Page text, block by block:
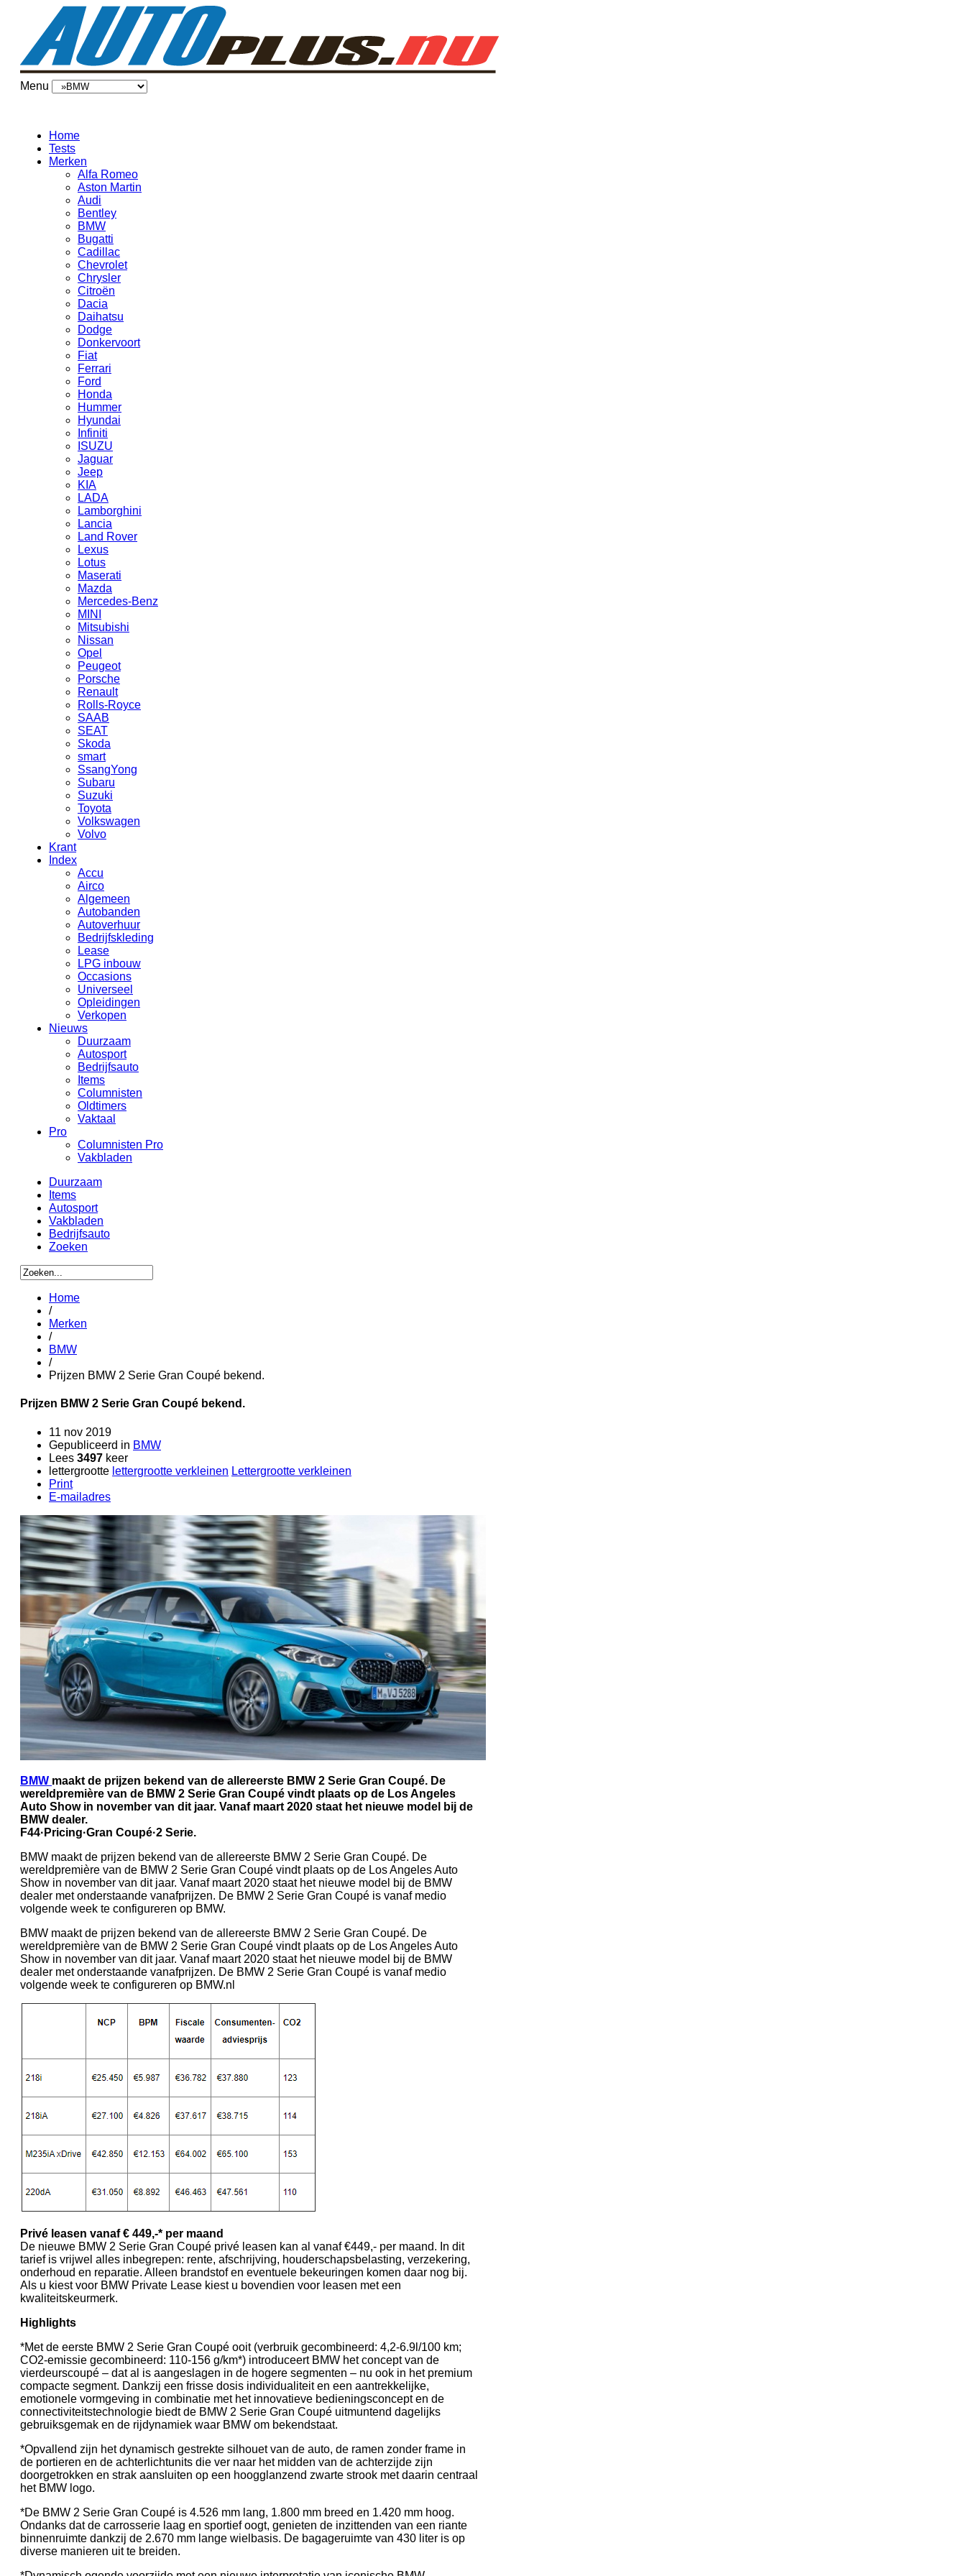
Menu
Home
Tests
Merken
Alfa Romeo
Aston Martin
Audi
Bentley
BMW
Bugatti
Cadillac
Chevrolet
Chrysler
Citroën
Dacia
Daihatsu
Dodge
Donkervoort
Fiat
Ferrari
Ford
Honda
Hummer
Hyundai
Infiniti
ISUZU
Jaguar
Jeep
KIA
LADA
Lamborghini
Lancia
Land Rover
Lexus
Lotus
Maserati
Mazda
Mercedes-Benz
MINI
Mitsubishi
Nissan
Opel
Peugeot
Porsche
Renault
Rolls-Royce
SAAB
SEAT
Skoda
smart
SsangYong
Subaru
Suzuki
Toyota
Volkswagen
Volvo
Krant
Index
Accu
Airco
Algemeen
Autobanden
Autoverhuur
Bedrijfskleding
Lease
LPG inbouw
Occasions
Universeel
Opleidingen
Verkopen
Nieuws
Duurzaam
Autosport
Bedrijfsauto
Items
Columnisten
Oldtimers
Vaktaal
Pro
Columnisten Pro
Vakbladen
Duurzaam
Items
Autosport
Vakbladen
Bedrijfsauto
Zoeken
Home
/
Merken
/
BMW
/
Prijzen BMW 2 Serie Gran Coupé bekend.
Prijzen BMW 2 Serie Gran Coupé bekend.
11 nov 2019
Gepubliceerd in BMW
Lees 3497 keer
lettergrootte lettergrootte verkleinen Lettergrootte verkleinen
Print
E-mailadres
BMW maakt de prijzen bekend van de allereerste BMW 2 Serie Gran Coupé. De
wereldpremière van de BMW 2 Serie Gran Coupé vindt plaats op de Los Angeles
Auto Show in november van dit jaar. Vanaf maart 2020 staat het nieuwe model bij de
BMW dealer.
F44·Pricing·Gran Coupé·2 Serie.
BMW maakt de prijzen bekend van de allereerste BMW 2 Serie Gran Coupé. De
wereldpremière van de BMW 2 Serie Gran Coupé vindt plaats op de Los Angeles Auto
Show in november van dit jaar. Vanaf maart 2020 staat het nieuwe model bij de BMW
dealer met onderstaande vanafprijzen. De BMW 2 Serie Gran Coupé is vanaf medio
volgende week te configureren op BMW.
BMW maakt de prijzen bekend van de allereerste BMW 2 Serie Gran Coupé. De
wereldpremière van de BMW 2 Serie Gran Coupé vindt plaats op de Los Angeles Auto
Show in november van dit jaar. Vanaf maart 2020 staat het nieuwe model bij de BMW
dealer met onderstaande vanafprijzen. De BMW 2 Serie Gran Coupé is vanaf medio
volgende week te configureren op BMW.nl
Privé leasen vanaf € 449,-* per maand
De nieuwe BMW 2 Serie Gran Coupé privé leasen kan al vanaf €449,- per maand. In dit
tarief is vrijwel alles inbegrepen: rente, afschrijving, houderschapsbelasting, verzekering,
onderhoud en reparatie. Alleen brandstof en eventuele bekeuringen komen daar nog bij.
Als u kiest voor BMW Private Lease kiest u bovendien voor leasen met een
kwaliteitskeurmerk.
Highlights
*Met de eerste BMW 2 Serie Gran Coupé ooit (verbruik gecombineerd: 4,2-6.9l/100 km;
CO2-emissie gecombineerd: 110-156 g/km*) introduceert BMW het concept van de
vierdeurscoupé – dat al is aangeslagen in de hogere segmenten – nu ook in het premium
compacte segment. Dankzij een frisse dosis individualiteit en een aantrekkelijke,
emotionele vormgeving in combinatie met het innovatieve bedieningsconcept en de
connectiviteitstechnologie biedt de BMW 2 Serie Gran Coupé uitmuntend dagelijks
gebruiksgemak en de rijdynamiek waar BMW om bekendstaat.
*Opvallend zijn het dynamisch gestrekte silhouet van de auto, de ramen zonder frame in
de portieren en de achterlichtunits die ver naar het midden van de achterzijde zijn
doorgetrokken en strak aansluiten op een hoogglanzend zwarte strook met daarin centraal
het BMW logo.
*De BMW 2 Serie Gran Coupé is 4.526 mm lang, 1.800 mm breed en 1.420 mm hoog.
Ondanks dat de carrosserie laag en sportief oogt, genieten de inzittenden van een riante
binnenruimte dankzij de 2.670 mm lange wielbasis. De bagageruimte van 430 liter is op
diverse manieren uit te breiden.